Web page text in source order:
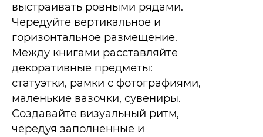
выстраивать ровными рядами.
Чередуйте вертикальное и
горизонтальное размещение.
Между книгами расставляйте
декоративные предметы:
статуэтки, рамки с фотографиями,
маленькие вазочки, сувениры.
Создавайте визуальный ритм,
чередуя заполненные и